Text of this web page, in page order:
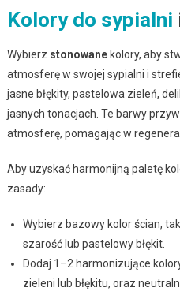
Kolory do sypialni
Wybierz stonowanekolory, aby
atmosferę w swojej sypialni i
jasne błękity, pastelowa zieleń,
jasnych tonacjach. Te barwy
atmosferę, pomagając w
Aby uzyskać harmonijną paletę
zasady:
Wybierz bazowy kolor ścian,
szarość lub pastelowy błękit.
Dodaj 1–2 harmonizujące
zieleni lub błękitu, oraz